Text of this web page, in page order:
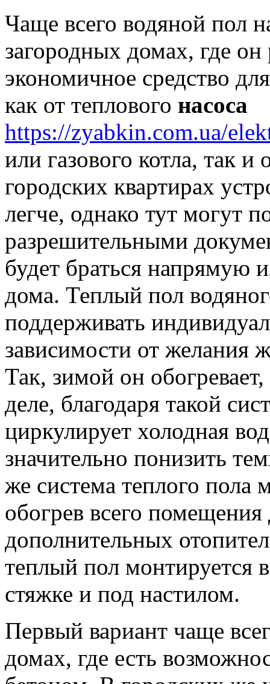
Чаще всего водяной пол
загородных домах, где он
экономичное средство
как от теплового насоса
https://zyabkin.com.ua/
или газового котла, так и
городских квартирах
легче, однако тут могут
разрешительными
будет браться напрямую
дома. Теплый пол
поддерживать
зависимости от желания
Так, зимой он
деле, благодаря такой
циркулирует холодная
значительно понизить
же система теплого пола
обогрев всего
дополнительных
теплый пол монтируется
стяжке и под настилом.
Первый вариант чаще
домах, где есть